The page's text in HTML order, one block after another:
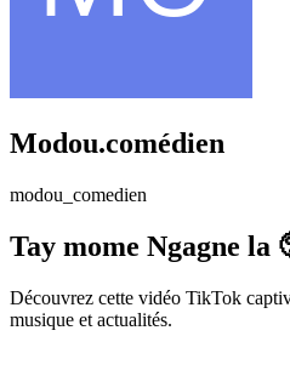
Modou.comédien
modou_comedien
Tay mome Ngagne la
Découvrez cette vidéo TikTok
musique et actualités.